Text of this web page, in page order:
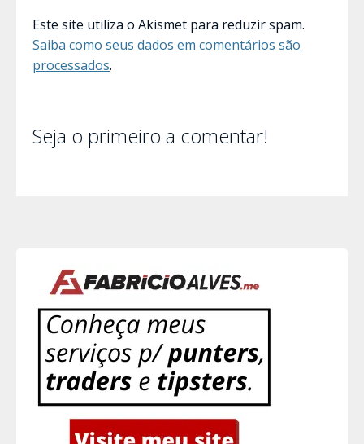
Este site utiliza o Akismet para reduzir spam.
Saiba como seus dados em comentários são
processados.
Seja o primeiro a comentar!